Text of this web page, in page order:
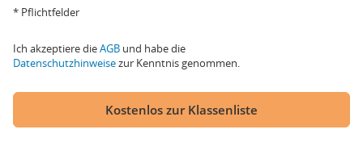
* Pflichtfelder
Ich akzeptiere dieAGB und habe die
Datenschutzhinweisezur Kenntnis genommen.
Kostenlos zur Klassenliste